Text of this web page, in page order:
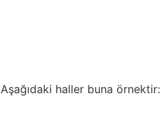
haller buna örnektir: